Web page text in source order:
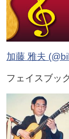
加藤 雅夫
フェイスブッ